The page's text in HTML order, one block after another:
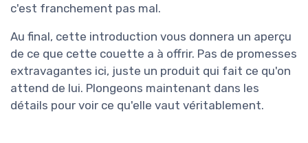
c'est franchement pas mal.
Au final, cette introduction vous donnera un aperçu
de ce que cette couette a à offrir. Pas de promesses
extravagantes ici, juste un produit qui fait ce qu'on
attend de lui. Plongeons maintenant dans les
détails pour voir ce qu'elle vaut véritablement.